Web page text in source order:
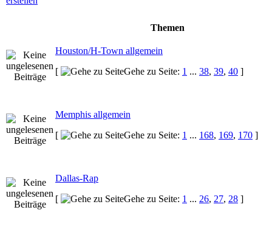
Themen
Houston/H-Town allgemein
[
Gehe zu Seite: 1 ... 38, 39, 40 ]
Memphis allgemein
[
Gehe zu Seite: 1 ... 168, 169, 170 ]
Dallas-Rap
[
Gehe zu Seite: 1 ... 26, 27, 28 ]